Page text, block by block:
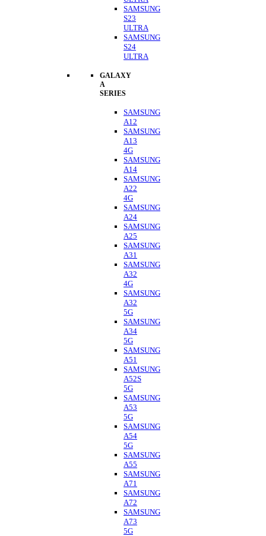
SAMSUNG
S23
ULTRA
SAMSUNG
S24
ULTRA
GALAXY
A
SERIES
SAMSUNG
A12
SAMSUNG
A13
4G
SAMSUNG
A14
SAMSUNG
A22
4G
SAMSUNG
A24
SAMSUNG
A25
SAMSUNG
A31
SAMSUNG
A32
4G
SAMSUNG
A32
5G
SAMSUNG
A34
5G
SAMSUNG
A51
SAMSUNG
A52S
5G
SAMSUNG
A53
5G
SAMSUNG
A54
5G
SAMSUNG
A55
SAMSUNG
A71
SAMSUNG
A72
SAMSUNG
A73
5G